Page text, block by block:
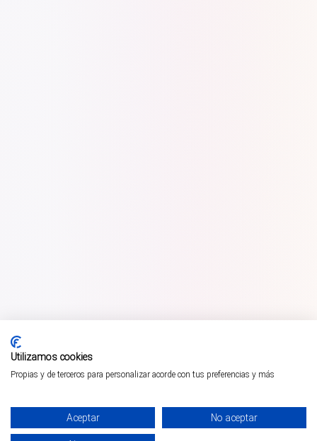
Utilizamos cookies
Propias y de terceros para personalizar acorde con tus preferencias y más
Aceptar No aceptar